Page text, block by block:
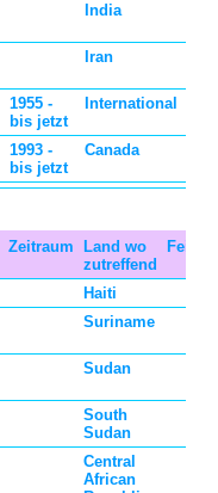
India
Iran
1955 -
bis jetzt
International
1993 -
bis jetzt
Canada
Zeitraum
Land wo
zutreffend
Haiti
Suriname
Sudan
South
Sudan
Central
African